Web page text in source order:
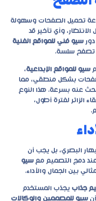
تحميل الصفحات وسهولة
وأي تأخير قد
سيو فني للمواقع الفنية
تصفح سلسة.
سيو للمواقع الإبداعية،
بشكل منطقي، مما
عنه بسرعة. هذا النوع
الزائر لفترة أطول،
البصري، بل يجب أن
دمج التصميم مع سيو
بين الجمال والأداء.
جذاب يجذب المستخدم
سيو للمصممين والوكالات